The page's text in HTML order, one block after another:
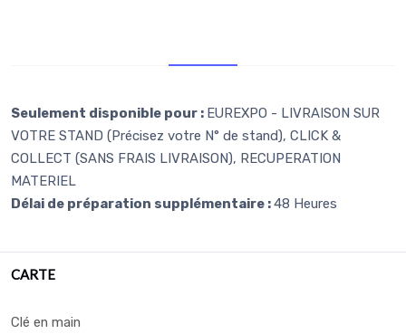
Seulement disponible pour : EUREXPO - LIVRAISON SUR
VOTRE STAND (Précisez votre N° de stand), CLICK &
COLLECT (SANS FRAIS LIVRAISON), RECUPERATION
MATERIEL
Délai de préparation supplémentaire :48 Heures
CARTE
Clé en main